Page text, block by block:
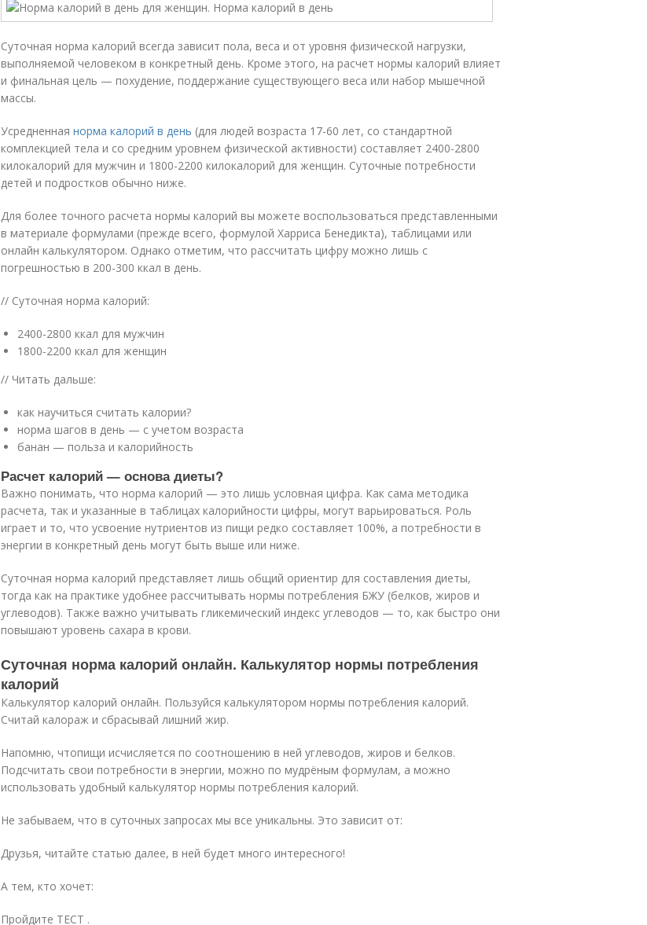
Суточная норма калорий всегда зависит пола, веса и от уровня физической нагрузки,
выполняемой человеком в конкретный день. Кроме этого, на расчет нормы калорий влияет
и финальная цель — похудение, поддержание существующего веса или набор мышечной
массы.
Усредненная норма калорий в день (для людей возраста 17-60 лет, со стандартной
комплекцией тела и со средним уровнем физической активности) составляет 2400-2800
килокалорий для мужчин и 1800-2200 килокалорий для женщин. Суточные потребности
детей и подростков обычно ниже.
Для более точного расчета нормы калорий вы можете воспользоваться представленными
в материале формулами (прежде всего, формулой Харриса Бенедикта), таблицами или
онлайн калькулятором. Однако отметим, что рассчитать цифру можно лишь с
погрешностью в 200-300 ккал в день.
// Суточная норма калорий:
2400-2800 ккал для мужчин
1800-2200 ккал для женщин
// Читать дальше:
как научиться считать калории?
норма шагов в день — с учетом возраста
банан — польза и калорийность
Расчет калорий — основа диеты?
Важно понимать, что норма калорий — это лишь условная цифра. Как сама методика
расчета, так и указанные в таблицах калорийности цифры, могут варьироваться. Роль
играет и то, что усвоение нутриентов из пищи редко составляет 100%, а потребности в
энергии в конкретный день могут быть выше или ниже.
Суточная норма калорий представляет лишь общий ориентир для составления диеты,
тогда как на практике удобнее рассчитывать нормы потребления БЖУ (белков, жиров и
углеводов). Также важно учитывать гликемический индекс углеводов — то, как быстро они
повышают уровень сахара в крови.
Суточная норма калорий онлайн. Калькулятор нормы потребления
калорий
Калькулятор калорий онлайн. Пользуйся калькулятором нормы потребления калорий.
Считай калораж и сбрасывай лишний жир.
Напомню, чтопищи исчисляется по соотношению в ней углеводов, жиров и белков.
Подсчитать свои потребности в энергии, можно по мудрёным формулам, а можно
использовать удобный калькулятор нормы потребления калорий.
Не забываем, что в суточных запросах мы все уникальны. Это зависит от:
Друзья, читайте статью далее, в ней будет много интересного!
А тем, кто хочет:
Пройдите ТЕСТ .